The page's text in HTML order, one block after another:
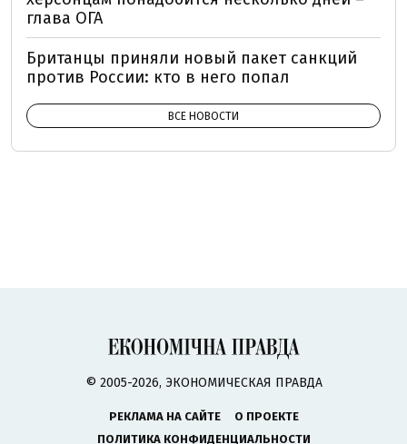
глава ОГА
Британцы приняли новый пакет санкций
против России: кто в него попал
ВСЕ НОВОСТИ
© 2005-2026, ЭКОНОМИЧЕСКАЯ ПРАВДА
РЕКЛАМА НА САЙТЕ
О ПРОЕКТЕ
ПОЛИТИКА КОНФИДЕНЦИАЛЬНОСТИ